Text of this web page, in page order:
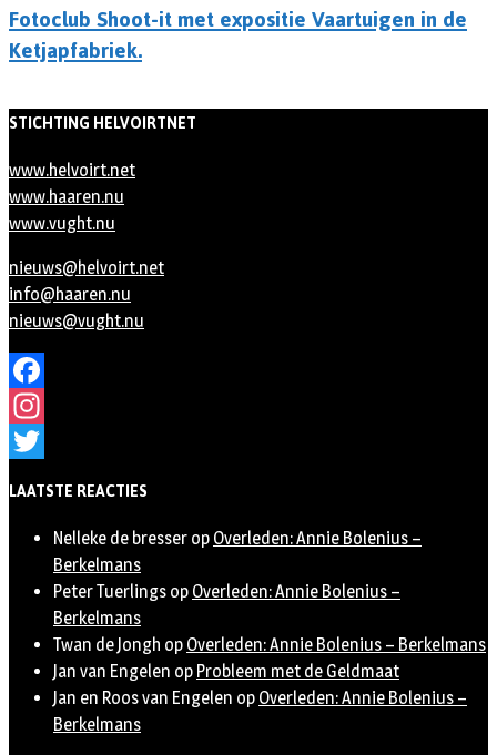
Fotoclub Shoot-it met expositie Vaartuigen in de
Ketjapfabriek.
STICHTING HELVOIRTNET
www.helvoirt.net
www.haaren.nu
www.vught.nu
nieuws@helvoirt.net
info@haaren.nu
nieuws@vught.nu
Facebook
Instagram
LAATSTE REACTIES
Nelleke de bresser op Overleden: Annie Bolenius –
Berkelmans
Peter Tuerlings op Overleden: Annie Bolenius –
Berkelmans
Twan de Jongh op Overleden: Annie Bolenius – Berkelmans
Jan van Engelen op Probleem met de Geldmaat
Jan en Roos van Engelen op Overleden: Annie Bolenius –
Berkelmans